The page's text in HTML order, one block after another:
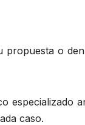
propuesta o
especializado
caso.